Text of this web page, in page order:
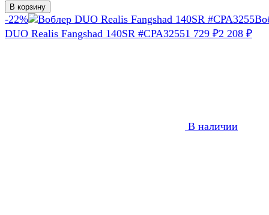
В корзину
-22%
DUO Realis Fangshad 140SR #CPA32551 729 ₽2 208 ₽
В наличии